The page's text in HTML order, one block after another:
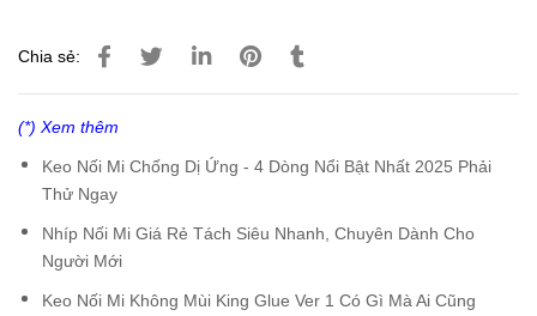
Chia sẻ:
(*) Xem thêm
Keo Nối Mi Chống Dị Ứng - 4 Dòng Nổi Bật Nhất 2025 Phải
Thử Ngay
Nhíp Nối Mi Giá Rẻ Tách Siêu Nhanh, Chuyên Dành Cho
Người Mới
Keo Nối Mi Không Mùi King Glue Ver 1 Có Gì Mà Ai Cũng